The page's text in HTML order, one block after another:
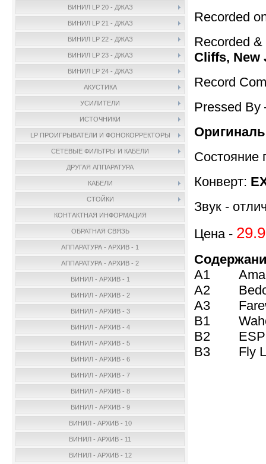
ВИНИЛ LP 20 - ДЖАЗ
ВИНИЛ LP 21 - ДЖАЗ
ВИНИЛ LP 22 - ДЖАЗ
ВИНИЛ LP 23 - ДЖАЗ
ВИНИЛ LP 24 - ДЖАЗ
АКУСТИКА
УСИЛИТЕЛИ
ИСТОЧНИКИ
LP ПРОИГРЫВАТЕЛИ И ФОНОКОРРЕКТОРЫ
СЕТЕВЫЕ ФИЛЬТРЫ И КАБЕЛИ
ДРУГАЯ АППАРАТУРА
КАБЕЛИ
СТОЙКИ
КОНТАКТНАЯ ИНФОРМАЦИЯ
ОБРАТНАЯ СВЯЗЬ
АППАРАТУРА - АРХИВ - 1
АППАРАТУРА - АРХИВ - 2
ВИНИЛ - АРХИВ - 1
ВИНИЛ - АРХИВ - 2
ВИНИЛ - АРХИВ - 3
ВИНИЛ - АРХИВ - 4
ВИНИЛ - АРХИВ - 5
ВИНИЛ - АРХИВ - 6
ВИНИЛ - АРХИВ - 7
ВИНИЛ - АРХИВ - 8
ВИНИЛ - АРХИВ - 9
ВИНИЛ - АРХИВ - 10
ВИНИЛ - АРХИВ - 11
ВИНИЛ - АРХИВ - 12
Recorded
Recorded
Cliffs, New
Record
Pressed
Состояние
Конверт:
Звук -
Цена -
A1
A2
A3
B1
B2 ESP
B3 Fly